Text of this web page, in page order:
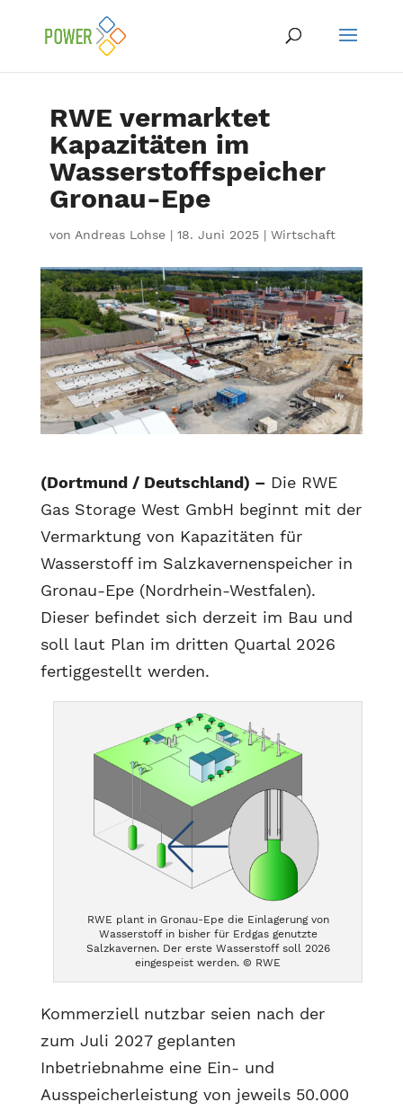
RWE vermarktet
Kapazitäten im
Wasserstoffspeicher
Gronau-Epe
von Andreas Lohse| 18. Juni 2025| Wirtschaft
(Dortmund / Deutschland) – Die RWE
Gas Storage West GmbH beginnt mit der
Vermarktung von Kapazitäten für
Wasserstoff im Salzkavernenspeicher in
Gronau-Epe (Nordrhein-Westfalen).
Dieser befindet sich derzeit im Bau und
soll laut Plan im dritten Quartal 2026
fertiggestellt werden.
RWE plant in Gronau-Epe die Einlagerung von
Wasserstoff in bisher für Erdgas genutzte
Salzkavernen. Der erste Wasserstoff soll 2026
eingespeist werden. © RWE
Kommerziell nutzbar seien nach der
zum Juli 2027 geplanten
Inbetriebnahme eine Ein- und
Ausspeicherleistung von jeweils 50.000